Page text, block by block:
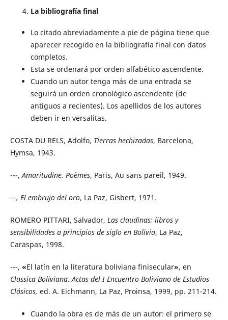
La bibliografía final
Lo citado abreviadamente a pie de página tiene que
aparecer recogido en la bibliografía final con datos
completos.
Esta se ordenará por orden alfabético ascendente.
Cuando un autor tenga más de una entrada se
seguirá un orden cronológico ascendente (de
antiguos a recientes). Los apellidos de los autores
deben ir en versalitas.
COSTA DU RELS, Adolfo, Tierras hechizadas, Barcelona,
Hymsa, 1943.
---, Amaritudine. Poèmes, Paris, Au sans pareil, 1949.
---, El embrujo del oro, La Paz, Gisbert, 1971.
ROMERO PITTARI, Salvador, Las claudinas; libros y
sensibilidades a principios de siglo en Bolivia, La Paz,
Caraspas, 1998.
---, «El latín en la literatura boliviana finisecular», en
Classica Boliviana. Actas del I Encuentro Boliviano de Estudios
Clásicos, ed. A. Eichmann, La Paz, Proinsa, 1999, pp. 211-214.
Cuando la obra es de más de un autor: el primero se